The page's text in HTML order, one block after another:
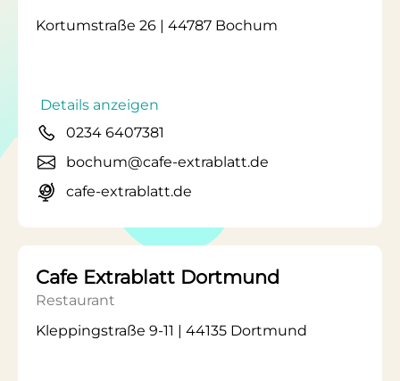
Kortumstraße 26 | 44787 Bochum
Details anzeigen
0234 6407381
bochum@cafe-extrablatt.de
cafe-extrablatt.de
Cafe Extrablatt Dortmund
Restaurant
Kleppingstraße 9-11 | 44135 Dortmund